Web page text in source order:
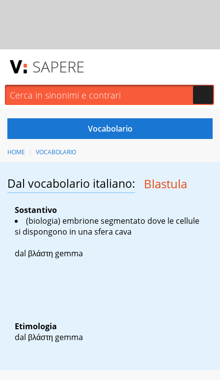
SAPERE
HOME VOCABOLARIO
Dal vocabolario italiano: Blastula
Sostantivo
(biologia) embrione segmentato dove le cellule
si dispongono in una sfera cava
dal βλάστη gemma
Etimologia
dal βλάστη gemma